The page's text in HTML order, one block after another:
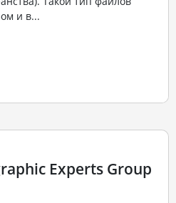
и в...
Experts Group